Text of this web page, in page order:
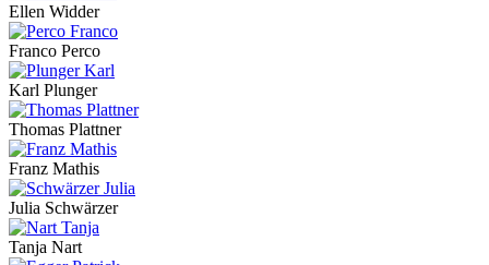
Ellen Widder
Franco Perco
Karl Plunger
Thomas Plattner
Franz Mathis
Julia Schwärzer
Tanja Nart